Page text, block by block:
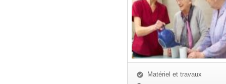
Matériel et travaux